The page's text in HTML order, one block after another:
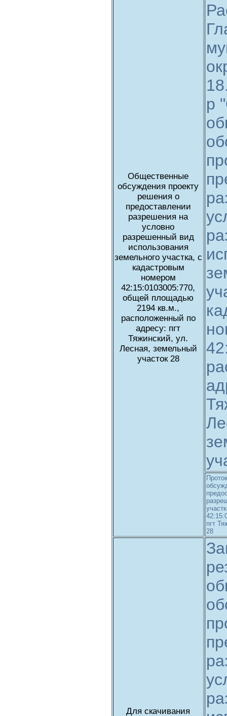
Общественные
обсуждения проекту
решения о
предоставлении
разрешения на
условно
разрешенный вид
использования
земельного участка, с
кадастровым
номером
42:15:0103005:770,
общей площадью
2194 кв.м.,
расположенный по
адресу: пгт
Тяжинский, ул.
Лесная, земельный
участок 28
р
пгт
28
Для скачивания